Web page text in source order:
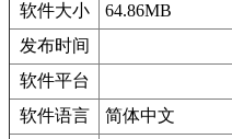
软件大小
64.86MB
发布时间
软件平台
软件语言
简体中文